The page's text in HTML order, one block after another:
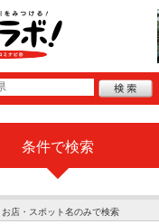
条件で検索
お店・スポット名のみで検索